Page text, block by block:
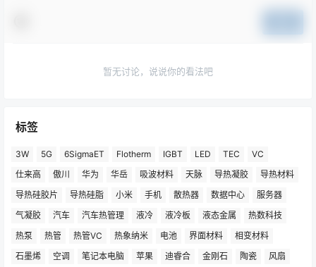
暂无讨论，说说你的看法吧
标签
3W 5G 6SigmaET Flotherm IGBT LED TEC
VC
仕来高
傲川 华为 华岳 吸波材料 天脉 导热凝胶
导热材料
导热硅胶片
导热硅脂 小米 手机 散热器 数据中心
服务器
气凝胶
汽车 汽车热管理 液冷 液冷板 液态金属
热数科技
热泵
热管 热管VC 热象纳米 电池 界面材料
相变材料
石墨烯
空调 笔记本电脑 苹果 迪睿合 金刚石 陶瓷 风扇